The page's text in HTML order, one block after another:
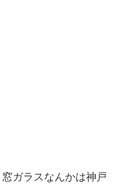
ガラスなんかは神戸